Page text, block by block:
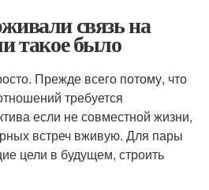
связь на
такое было
Прежде всего потому, что
требуется
если не совместной жизни,
встреч вживую. Для пары
цели в будущем, строить